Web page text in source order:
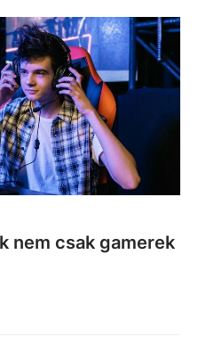
nem csak gamerek